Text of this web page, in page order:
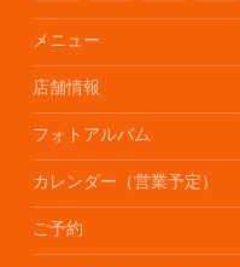
メニュー
店舗情報
フォトアルバム
カレンダー（営業予定）
ご予約